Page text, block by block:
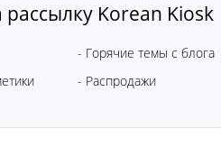
Korean Kiosk
- Горячие темы с блога
- Распродажи